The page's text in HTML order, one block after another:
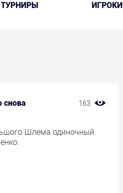
ТУРНИРЫ ИГРОКИ
163
снова
Шлема одиночный